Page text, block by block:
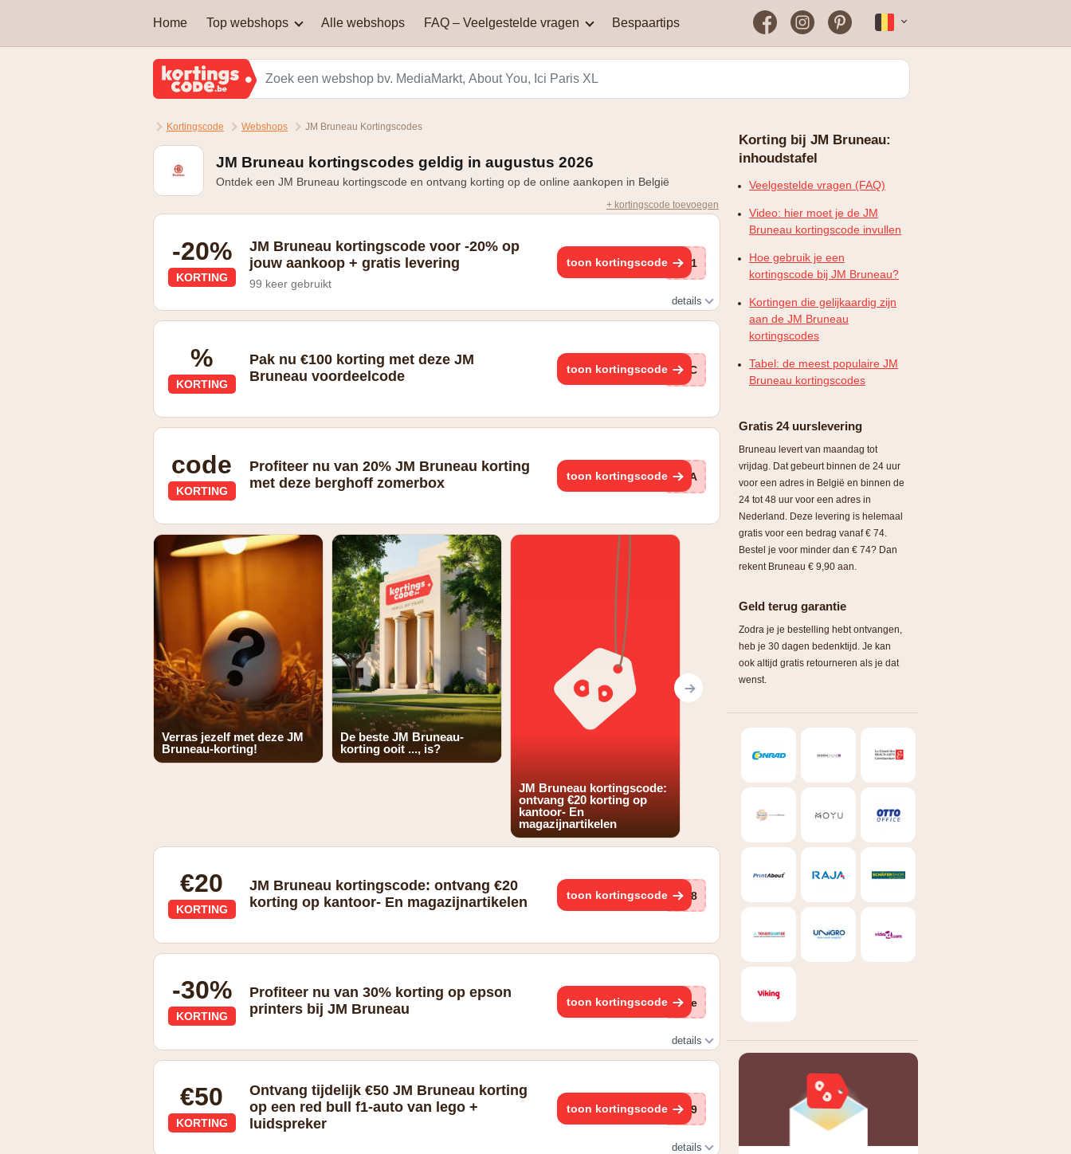
Home Top webshops
AEG AliExpress Aqualibi
Martin's Hotels Plopsaland Theater Hotel
Samsung Smeg Vanden Borre WONDR
Alle webshops FAQ – Veelgestelde vragen
Welke soort kortingscodes
zijn er?
Waar kan je kortingscodes
vinden?
Waarom werkt mijn
kortingscode niet?
kortingscode?
Kan je een kortingscode
combineren om nog extra
korting te krijgen?
Hoe bereken je korting?
kortingen en aanbiedingen
FAQ – Veelgestelde vragen
Bespaartips
FacebookInstagramPinterest
Kortingscode Webshops JM Bruneau Kortingscodes
JM Bruneau kortingscodes geldig in augustus 2026
Ontdek een JM Bruneau kortingscode en ontvang korting op de online aankopen in België
+ kortingscode toevoegen
-20%
KORTING
JM Bruneau kortingscode voor -20% op
jouw aankoop + gratis levering
99 keer gebruikt
toon kortingscode BI1
details
%
KORTING
Pak nu €100 korting met deze JM
Bruneau voordeelcode
toon kortingscode BVC
code
KORTING
Profiteer nu van 20% JM Bruneau korting
met deze berghoff zomerbox
toon kortingscode BWA
Verras jezelf met deze JM
Bruneau-korting!
De beste JM Bruneau-
korting ooit ..., is?
JM Bruneau kortingscode:
ontvang €20 korting op
kantoor- En
magazijnartikelen
€20
KORTING
JM Bruneau kortingscode: ontvang €20
korting op kantoor- En magazijnartikelen
toon kortingscode BR8
-30%
KORTING
Profiteer nu van 30% korting op epson
printers bij JM Bruneau
toon kortingscode (ge
details
€50
KORTING
Ontvang tijdelijk €50 JM Bruneau korting
op een red bull f1-auto van lego +
luidspreker
toon kortingscode B29
details
Korting bij JM Bruneau:
inhoudstafel
Veelgestelde vragen (FAQ)
Video: hier moet je de JM
Bruneau kortingscode invullen
Hoe gebruik je een
kortingscode bij JM Bruneau?
Kortingen die gelijkaardig zijn
aan de JM Bruneau
kortingscodes
Tabel: de meest populaire JM
Bruneau kortingscodes
Gratis 24 uurslevering
Bruneau levert van maandag tot
vrijdag. Dat gebeurt binnen de 24 uur
voor een adres in België en binnen de
24 tot 48 uur voor een adres in
Nederland. Deze levering is helemaal
gratis voor een bedrag vanaf € 74.
Bestel je voor minder dan € 74? Dan
rekent Bruneau € 9,90 aan.
Geld terug garantie
Zodra je je bestelling hebt ontvangen,
heb je 30 dagen bedenktijd. Je kan
ook altijd gratis retourneren als je dat
wenst.